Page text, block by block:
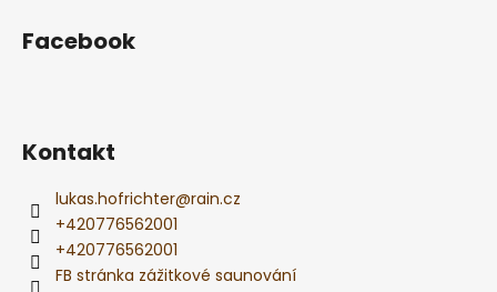
i
Facebook
Kontakt
lukas.hofrichter@rain.cz
+420776562001
+420776562001
FB stránka zážitkové saunování